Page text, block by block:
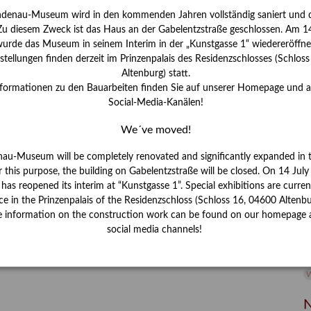
Museum wird in den kommenden Jahren vollständig saniert und
diesem Zweck ist das Haus an der Gabelentzstraße geschlossen. Am
das Museum in seinem Interim in der „Kunstgasse 1“
finden derzeit im Prinzenpalais des Residenzschlosses
Altenburg) statt.
zu den Bauarbeiten finden Sie auf unserer Homepage und
Social-Media-Kanälen!
We´ve moved!
Museum will be completely renovated and significantly expanded in
this purpose, the building on Gabelentzstraße will be closed. On 14
reopened its interim at “Kunstgasse 1”. Special exhibitions are
in the Prinzenpalais of the Residenzschloss (Schloss 16, 04600
information on the construction work can be found on our homepage
social media channels!